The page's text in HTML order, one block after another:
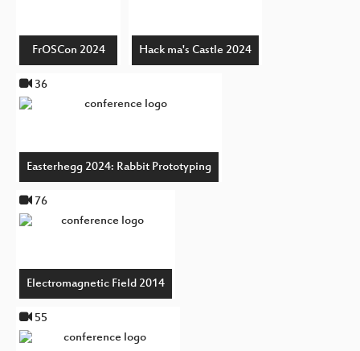
FrOSCon 2024 Hack ma's Castle 2024
36
Easterhegg 2024: Rabbit Prototyping
76
Electromagnetic Field 2014
55